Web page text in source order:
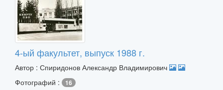
4-ый факультет, выпуск 1988 г.
Автор : Спиридонов Александр Владимирович
Фотографий :
16